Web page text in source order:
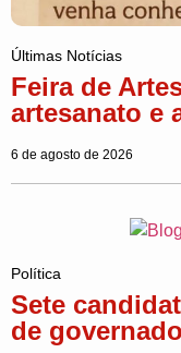
Últimas Notícias
Feira de
artesanato e
6 de agosto de 2026
Política
Sete
de